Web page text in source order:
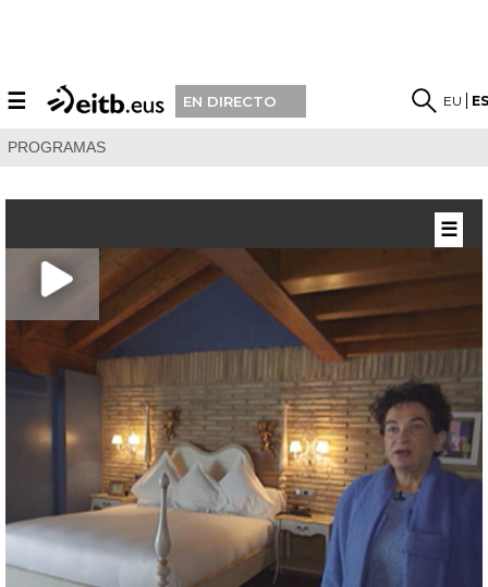
☰ EN DIRECTO EU
PROGRAMAS
☰